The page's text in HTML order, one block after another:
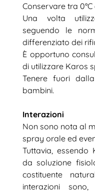
Conservare tra 0°C
Una volta
seguendo le
differenziato dei
È opportuno
di utilizzare Karos
Tenere fuori
bambini.
Interazioni
Non sono nota al
spray orale ed
Tuttavia,
da soluzione
costituente
interazioni